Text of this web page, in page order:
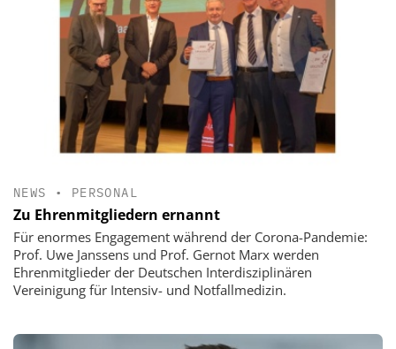
NEWS • PERSONAL
Zu Ehrenmitgliedern ernannt
Für enormes Engagement während der Corona-Pandemie:
Prof. Uwe Janssens und Prof. Gernot Marx werden
Ehrenmitglieder der Deutschen Interdisziplinären
Vereinigung für Intensiv- und Notfallmedizin.